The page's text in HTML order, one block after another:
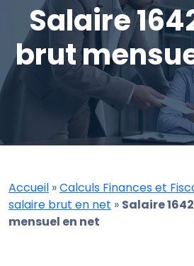
Salaire
brut
Accueil »Calculs Finances et
salaire brut en net » Salaire
mensuel en net